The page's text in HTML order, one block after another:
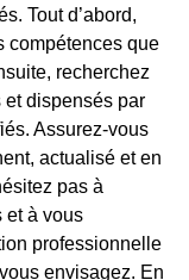
Tout d’abord,
compétences que
recherchez
et dispensés par
Assurez-vous
actualisé et en
pas à
et à vous
professionnelle
envisagez. En